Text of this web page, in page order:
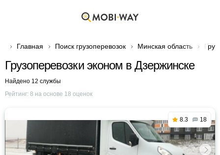
Главная Поиск грузоперевозок Минская область
Грузоперевозки эконом в Дзержинске
Найдено 12 службы
Рейтинг: 8 на основе 18 оценок
8.3 18